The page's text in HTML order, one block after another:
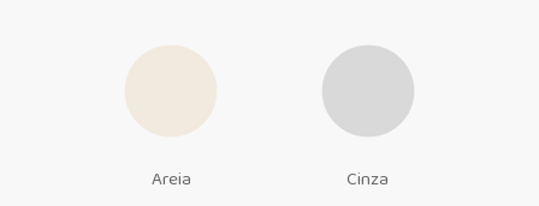
Areia Cinza